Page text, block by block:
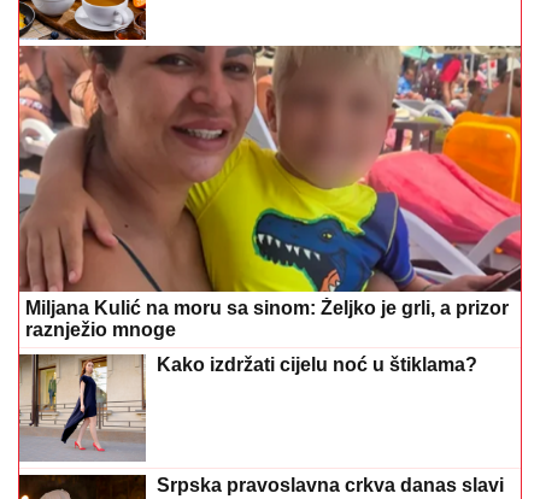
Miljana Kulić na moru sa sinom: Željko je grli, a prizor
raznježio mnoge
Kako izdržati cijelu noć u štiklama?
vjernici izgovaraju za oprost grijehova